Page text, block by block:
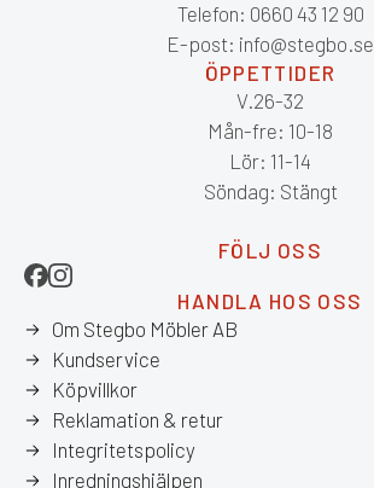
Telefon: 0660 43 12 90
E-post: info@stegbo.se
ÖPPETTIDER
V.26-32
Mån-fre: 10-18
Lör: 11-14
Söndag: Stängt
FÖLJ OSS
HANDLA HOS OSS
Om Stegbo Möbler AB
Kundservice
Köpvillkor
Reklamation & retur
Integritetspolicy
Inredningshjälpen